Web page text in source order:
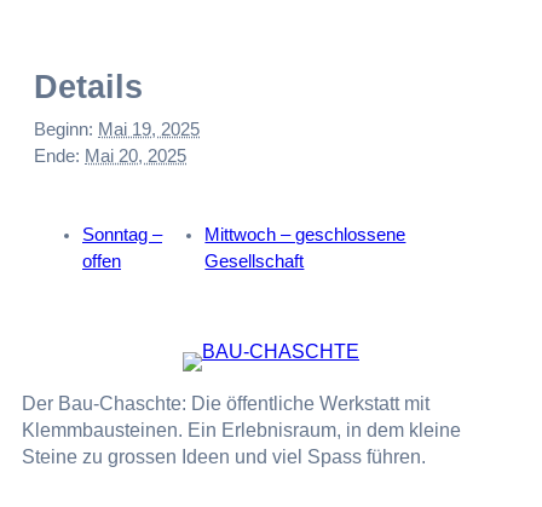
Details
Beginn: Mai 19, 2025
Ende: Mai 20, 2025
Sonntag –
offen
Mittwoch – geschlossene
Gesellschaft
Der Bau-Chaschte: Die öffentliche Werkstatt mit
Klemmbausteinen. Ein Erlebnisraum, in dem kleine
Steine zu grossen Ideen und viel Spass führen.